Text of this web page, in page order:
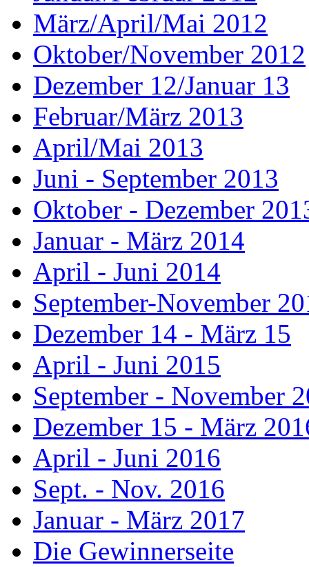
März/April/Mai 2012
Oktober/November 2012
Dezember 12/Januar 13
Februar/März 2013
April/Mai 2013
Juni - September 2013
Oktober - Dezember
Januar - März 2014
April - Juni 2014
September-November
Dezember 14 - März 15
April - Juni 2015
September - November
Dezember 15 - März
April - Juni 2016
Sept. - Nov. 2016
Januar - März 2017
Die Gewinnerseite